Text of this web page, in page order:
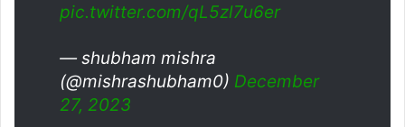
pic.twitter.com/qL5zl7u6er
— shubham mishra
(@mishrashubham0) December
27, 2023